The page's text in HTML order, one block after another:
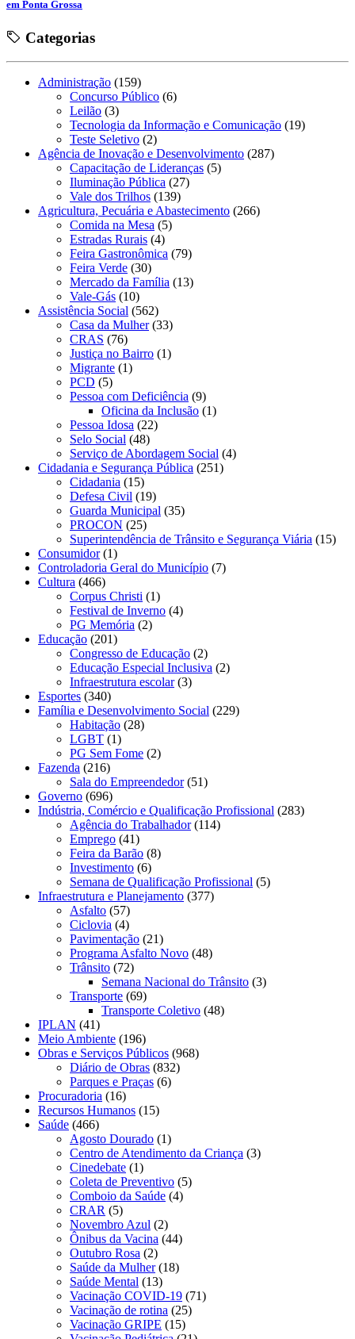
em Ponta Grossa
Categorias
Administração (159)
Concurso Público (6)
Leilão (3)
Tecnologia da Informação e Comunicação (19)
Teste Seletivo (2)
Agência de Inovação e Desenvolvimento (287)
Capacitação de Lideranças (5)
Iluminação Pública (27)
Vale dos Trilhos (139)
Agricultura, Pecuária e Abastecimento (266)
Comida na Mesa (5)
Estradas Rurais (4)
Feira Gastronômica (79)
Feira Verde (30)
Mercado da Família (13)
Vale-Gás (10)
Assistência Social (562)
Casa da Mulher(33)
CRAS (76)
Justiça no Bairro (1)
Migrante (1)
PCD (5)
Pessoa com Deficiência (9)
Oficina da Inclusão (1)
Pessoa Idosa (22)
Selo Social (48)
Serviço de Abordagem Social (4)
Cidadania e Segurança Pública (251)
Cidadania (15)
Defesa Civil (19)
Guarda Municipal (35)
PROCON (25)
Superintendência de Trânsito e Segurança Viária (15)
Consumidor(1)
Controladoria Geral do Município (7)
Cultura (466)
Corpus Christi (1)
Festival de Inverno (4)
PG Memória (2)
Educação (201)
Congresso de Educação (2)
Educação Especial Inclusiva (2)
Infraestrutura escolar(3)
Esportes (340)
Família e Desenvolvimento Social (229)
Habitação (28)
LGBT (1)
PG Sem Fome (2)
Fazenda (216)
Sala do Empreendedor(51)
Governo (696)
Indústria, Comércio e Qualificação Profissional (283)
Agência do Trabalhador(114)
Emprego (41)
Feira da Barão (8)
Investimento (6)
Semana de Qualificação Profissional (5)
Infraestrutura e Planejamento (377)
Asfalto (57)
Ciclovia (4)
Pavimentação (21)
Programa Asfalto Novo (48)
Trânsito (72)
Semana Nacional do Trânsito (3)
Transporte (69)
Transporte Coletivo (48)
IPLAN (41)
Meio Ambiente (196)
Obras e Serviços Públicos (968)
Diário de Obras (832)
Parques e Praças (6)
Procuradoria (16)
Recursos Humanos (15)
Saúde (466)
Agosto Dourado (1)
Centro de Atendimento da Criança (3)
Cinedebate (1)
Coleta de Preventivo (5)
Comboio da Saúde (4)
CRAR (5)
Novembro Azul (2)
Ônibus da Vacina (44)
Outubro Rosa (2)
Saúde da Mulher(18)
Saúde Mental (13)
Vacinação COVID-19 (71)
Vacinação de rotina (25)
Vacinação GRIPE (15)